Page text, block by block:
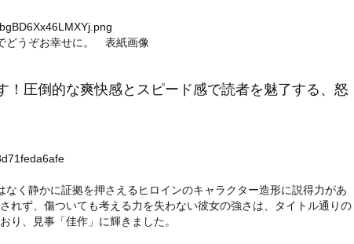
どうぞお幸せに。 表紙画像
圧倒的な爽快感とスピード感で読者を魅了する、怒
く静かに証拠を押さえるヒロインのキャラクター造形に説得力があ
れず、傷ついても考える力を失わない彼女の強さは、タイトル通りの
り、見事「佳作」に輝きました。